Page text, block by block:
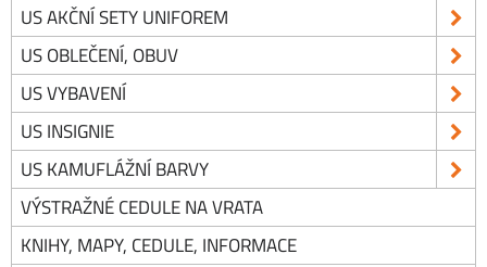
US AKČNÍ SETY UNIFOREM
US OBLEČENÍ, OBUV
US VYBAVENÍ
US INSIGNIE
US KAMUFLÁŽNÍ BARVY
VÝSTRAŽNÉ CEDULE NA VRATA
KNIHY, MAPY, CEDULE, INFORMACE